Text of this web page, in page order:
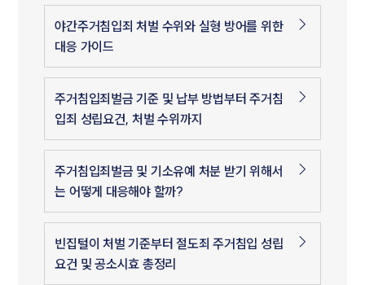
야간주거침입죄 처벌 수위와 실형 방어를 위한
대응 가이드
주거침입죄벌금 기준 및 납부 방법부터 주거침
입죄 성립요건, 처벌 수위까지
주거침입죄벌금 및 기소유예 처분 받기 위해서
는 어떻게 대응해야 할까?
빈집털이 처벌 기준부터 절도죄 주거침입 성립
요건 및 공소시효 총정리